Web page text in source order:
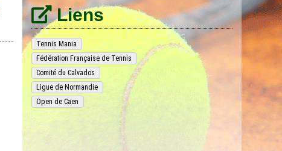
Liens
Tennis Mania
Fédération Française de Tennis
Comité du Calvados
Ligue de Normandie
Open de Caen